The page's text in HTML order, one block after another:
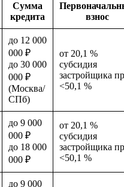
Сумма
кредита
взнос
до 12 000
000 ₽
до 30 000
000 ₽
(Москва/
СПб)
от 20,1 %
субсидия
застройщика
<50,1 %
до 9 000
000 ₽
до 18 000
000 ₽
от 20,1 %
субсидия
застройщика
<50,1 %
до 9 000